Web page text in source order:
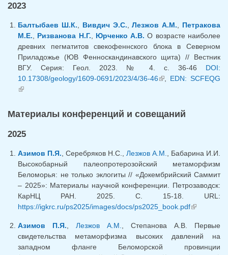
2023
Балтыбаев Ш.К. Вивдич Э.С. ,Лезжов А.М.
Петракова
М.Е.
Ризванова Н.Г. Юрченко А.В. О возрасте наиболее
древних пегматитов свекофеннского блока в Северном
Приладожье (ЮВ Фенноскандинавского щита) // Вестник
ВГУ. Серия: Геол. 2023. № 4. с. 36-46 DOI:
10.17308/geology/1609-0691/2023/4/36-46(внешняя ссылка)
EDN: SCFEQG
(внешняя ссылка)
Материалы конференций и совещаний
2025
Азимов П.Я., Серебряков Н.С., Лезжов А.М., Бабарина И.И.
Высокобарный палеопротерозойский метаморфизм
Беломорья: не только эклогиты // «Докембрийский Саммит
– 2025»: Материалы научной конференции. Петрозаводск:
КарНЦ РАН. 2025. С. 15-18. URL:
https://igkrc.ru/ps2025/images/docs/ps2025_book.pdf(внешняя
Азимов П.Я., Лезжов А.М., Степанова А.В. Первые
свидетельства метаморфизма высоких давлений на
западном фланге Беломорской провинции